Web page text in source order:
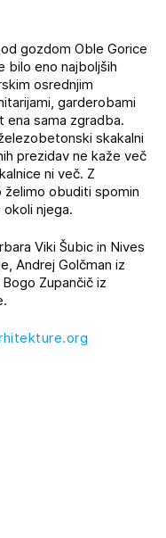
gozdom Oble Gorice
bilo eno najboljših
osrednjim
garderobami
ena sama zgradba.
skakalni
prezidav ne kaže več
ni več. Z
obuditi spomin
njega.
Viki Šubic in Nives
Andrej Golčman iz
Zupančič iz
naslov.